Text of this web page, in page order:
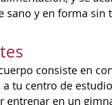
y en forma sin
consiste en
tu centro de
entrenar en un